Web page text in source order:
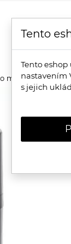
muže
Tento
Tento
nastavením
s jejich